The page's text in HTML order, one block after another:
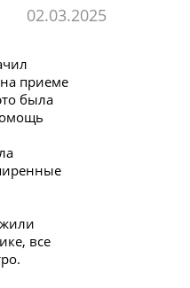
02.03.2025
приеме
была
все